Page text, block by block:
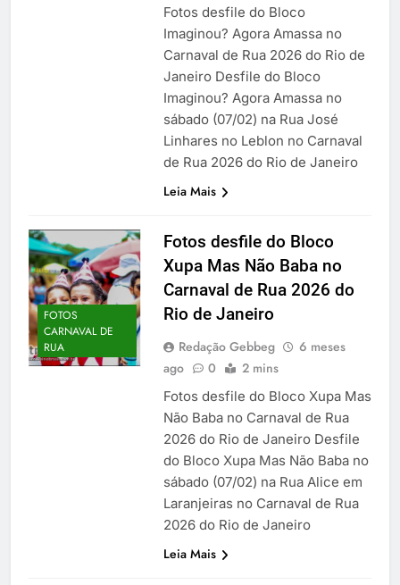
Fotos desfile do Bloco
Imaginou? Agora Amassa no
Carnaval de Rua 2026 do Rio de
Janeiro Desfile do Bloco
Imaginou? Agora Amassa no
sábado (07/02) na Rua José
Linhares no Leblon no Carnaval
de Rua 2026 do Rio de Janeiro
Leia Mais
FOTOS
CARNAVAL DE
RUA
Fotos desfile do Bloco
Xupa Mas Não Baba no
Carnaval de Rua 2026 do
Rio de Janeiro
Redação Gebbeg
6 meses
ago
0 2 mins
Fotos desfile do Bloco Xupa Mas
Não Baba no Carnaval de Rua
2026 do Rio de Janeiro Desfile
do Bloco Xupa Mas Não Baba no
sábado (07/02) na Rua Alice em
Laranjeiras no Carnaval de Rua
2026 do Rio de Janeiro
Leia Mais